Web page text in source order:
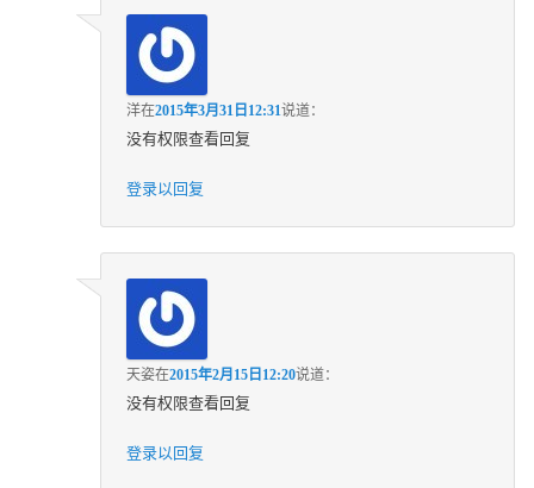
洋在2015年3月31日12:31说道：
没有权限查看回复
登录以回复
天姿在2015年2月15日12:20说道：
没有权限查看回复
登录以回复